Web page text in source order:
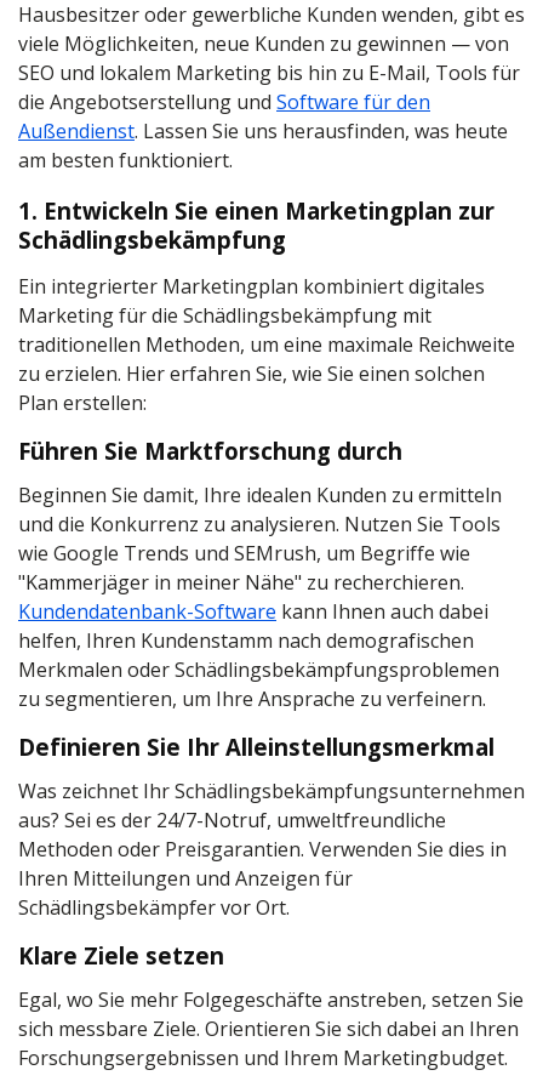
Hausbesitzer oder gewerbliche Kunden wenden, gibt es
viele Möglichkeiten, neue Kunden zu gewinnen — von
SEO und lokalem Marketing bis hin zu E-Mail, Tools für
die Angebotserstellung und Software für den
Außendienst. Lassen Sie uns herausfinden, was heute
am besten funktioniert.
1. Entwickeln Sie einen Marketingplan zur
Schädlingsbekämpfung
Ein integrierter Marketingplan kombiniert digitales
Marketing für die Schädlingsbekämpfung mit
traditionellen Methoden, um eine maximale Reichweite
zu erzielen. Hier erfahren Sie, wie Sie einen solchen
Plan erstellen:
Führen Sie Marktforschung durch
Beginnen Sie damit, Ihre idealen Kunden zu ermitteln
und die Konkurrenz zu analysieren. Nutzen Sie Tools
wie Google Trends und SEMrush, um Begriffe wie
"Kammerjäger in meiner Nähe" zu recherchieren.
Kundendatenbank-Software kann Ihnen auch dabei
helfen, Ihren Kundenstamm nach demografischen
Merkmalen oder Schädlingsbekämpfungsproblemen
zu segmentieren, um Ihre Ansprache zu verfeinern.
Definieren Sie Ihr Alleinstellungsmerkmal
Was zeichnet Ihr Schädlingsbekämpfungsunternehmen
aus? Sei es der 24/7-Notruf, umweltfreundliche
Methoden oder Preisgarantien. Verwenden Sie dies in
Ihren Mitteilungen und Anzeigen für
Schädlingsbekämpfer vor Ort.
Klare Ziele setzen
Egal, wo Sie mehr Folgegeschäfte anstreben, setzen Sie
sich messbare Ziele. Orientieren Sie sich dabei an Ihren
Forschungsergebnissen und Ihrem Marketingbudget.